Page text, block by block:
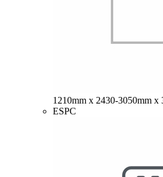
1210mm x 2430-3050mm x
ESPC